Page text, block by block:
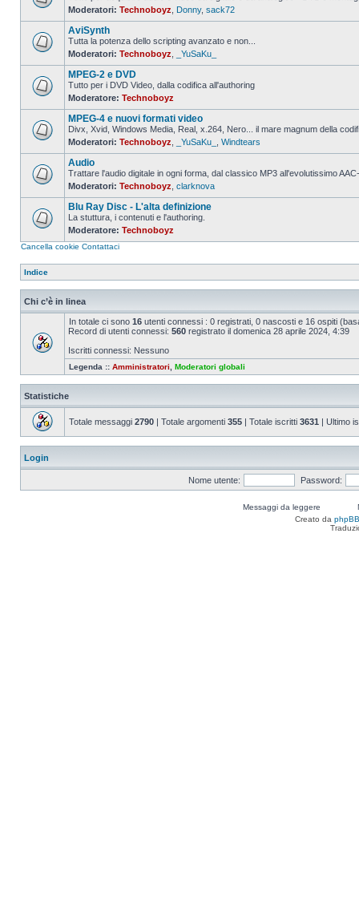
Nessun
messaggio
da
leggere
Moderatori: Technoboyz Donny, sack72
Nessun
messaggio
da
leggere
AviSynth
Tutta la potenza dello scripting avanzato e non...
Moderatori: Technoboyz _YuSaKu_
Nessun
messaggio
da
leggere
MPEG-2 e DVD
Tutto per i DVD Video, dalla codifica all'authoring
Moderatore: Technoboyz
Nessun
messaggio
da
leggere
MPEG-4 e nuovi formati video
Divx, Xvid, Windows Media, Real, x.264, Nero... il mare magnum della
Moderatori: Technoboyz _YuSaKu_ Windtears
Nessun
messaggio
da
leggere
Audio
Trattare l'audio digitale in ogni forma, dal classico MP3 all'evolutissimo
Moderatori: Technoboyz clarknova
Nessun
messaggio
da
Blu Ray Disc - L'alta definizione
La stuttura, i contenuti e l'authoring.
Moderatore: Technoboyz
Cancella cookie Contattaci
Indice
Chi c’è in linea
In totale ci sono 16 utenti connessi : 0 registrati, 0 nascosti e 16 ospiti
Record di utenti connessi: 560 registrato il domenica 28 aprile 2024, 4:39
Iscritti connessi: Nessuno
Legenda :: Amministratori Moderatori globali
Statistiche
Totale messaggi 2790 | Totale argomenti 355 | Totale iscritti 3631 | Ultimo
Login
Nome utente: Password:
Messaggi da leggere
Creato da phpBB